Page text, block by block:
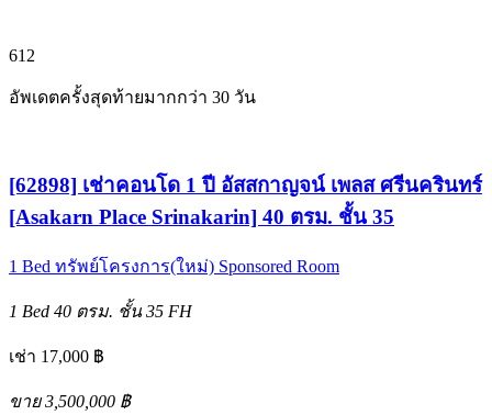
612
อัพเดตครั้งสุดท้ายมากกว่า 30 วัน
[62898] เช่าคอนโด 1 ปี อัสสกาญจน์ เพลส ศรีนครินทร์
[Asakarn Place Srinakarin] 40 ตรม. ชั้น 35
1 Bed ทรัพย์โครงการ(ใหม่) Sponsored Room
1 Bed 40 ตรม. ชั้น 35 FH
เช่า 17,000 ฿
ขาย 3,500,000 ฿